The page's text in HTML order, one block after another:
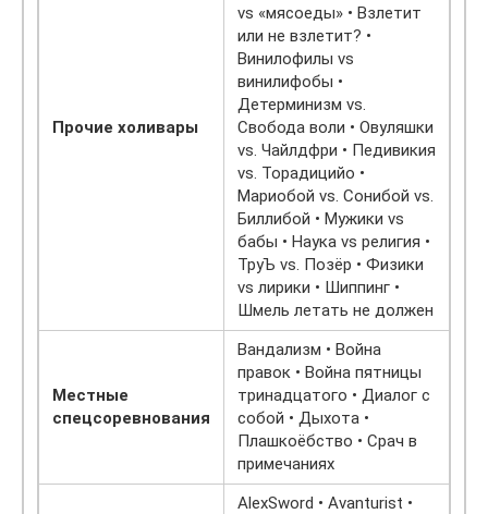
Прочие холивары
vs «мясоеды» • Взлетит
или не взлетит? •
Винилофилы vs
винилифобы •
Детерминизм vs.
Свобода воли • Овуляшки
vs. Чайлдфри • Педивикия
vs. Торадицийо •
Мариобой vs. Сонибой vs.
Биллибой • Мужики vs
бабы • Наука vs религия •
ТруЪ vs. Позёр • Физики
vs лирики • Шиппинг •
Шмель летать не должен
Местные
спецсоревнования
Вандализм • Война
правок • Война пятницы
тринадцатого • Диалог с
собой • Дыхота •
Плашкоёбство • Срач в
примечаниях
AlexSword • Avanturist •